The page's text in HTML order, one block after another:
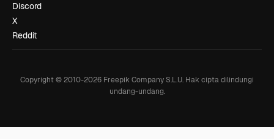
Discord
X
Reddit
Copyright © 2010-2026 Freepik Company S.L.U. Hak cipta dilindungi
undang-undang.